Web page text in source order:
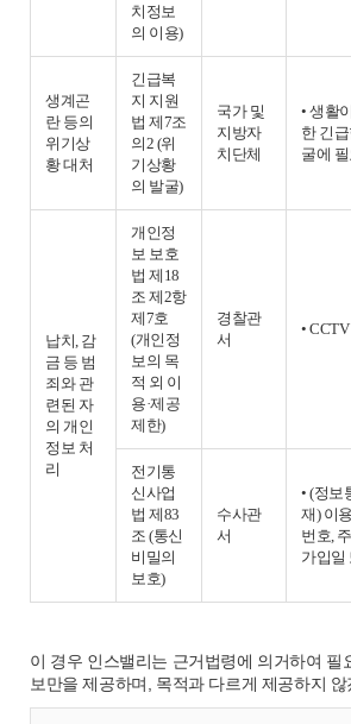
치정보
의 이용)
생계곤
란 등의
위기상
황 대처
긴급복
지 지원
법 제7조
의2 (위
기상황
의 발굴)
국가 및
지방자
치단체
• 생활
한 긴
굴에
납치, 감
금 등 범
죄와 관
련된 자
의 개인
정보 처
리
개인정
보 보호
법 제18
조 제2항
제7호
(개인정
보의 목
적 외 이
용·제공
제한)
경찰관
서
•
전기통
신사업
법 제83
조 (통신
비밀의
보호)
수사관
서
• (정보
재) 이
번호,
가입일
이 경우 인스밸리는 근거법령에 의거하여 필
보만을 제공하며, 목적과 다르게 제공하지 않